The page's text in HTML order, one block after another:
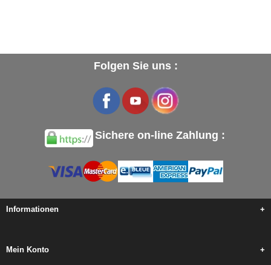
Folgen Sie uns :
Sichere on-line Zahlung :
Informationen +
Mein Konto +